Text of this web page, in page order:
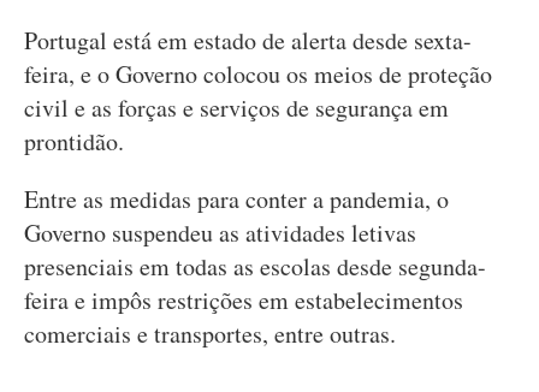
Portugal está em estado de alerta desde sexta-
feira, e o Governo colocou os meios de proteção
civil e as forças e serviços de segurança em
prontidão.
Entre as medidas para conter a pandemia, o
Governo suspendeu as atividades letivas
presenciais em todas as escolas desde segunda-
feira e impôs restrições em estabelecimentos
comerciais e transportes, entre outras.